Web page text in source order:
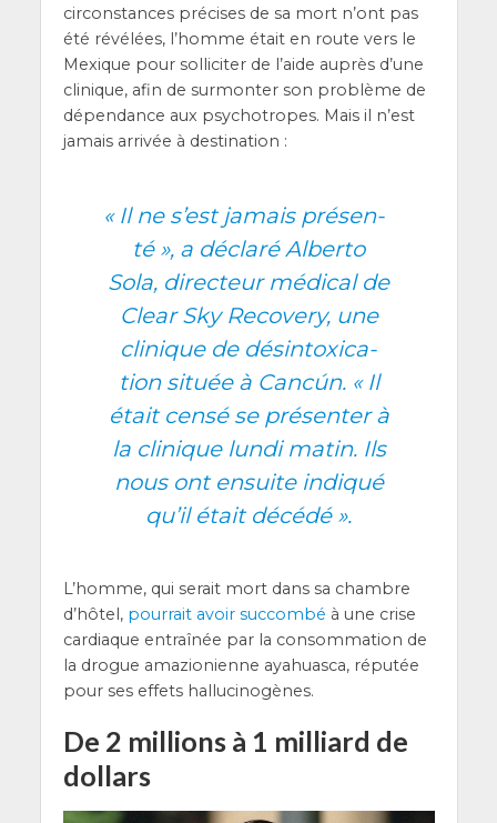
cir­cons­tances pré­cises de sa mort n’ont pas
été révé­lées, l’homme était en route vers le
Mexique pour sol­li­ci­ter de l’aide auprès d’une
cli­nique, afin de sur­mon­ter son pro­blème de
dépen­dance aux psy­cho­tropes. Mais il n’est
jamais arri­vée à destination :
«Il ne s’est jamais pré­sen­
té », a décla­ré Alber­to
Sola, direc­teur médi­cal de
Clear Sky Reco­ve­ry, une
cli­nique de dés­in­toxi­ca­
tion située à Cancún. « Il
était cen­sé se pré­sen­ter à
la cli­nique lun­di matin. Ils
nous ont ensuite indi­qué
qu’il était décédé ».
L’homme, qui serait mort dans sa chambre
d’hô­tel, pour­rait avoir suc­com­bé à une crise
car­diaque entraî­née par la consom­ma­tion de
la drogue ama­zio­nienne aya­huas­ca, répu­tée
pour ses effets hallucinogènes.
De 2 millions à 1 milliard de
dollars